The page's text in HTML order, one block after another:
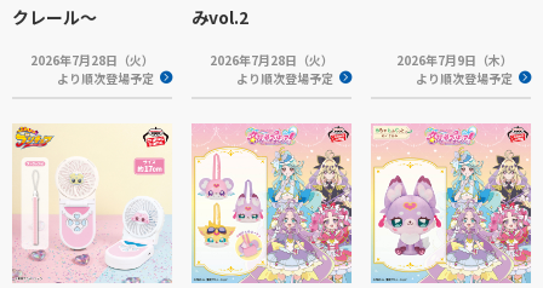
クレール～
2026年7月28日（火）
より順次登場予定
みvol.2
2026年7月28日（火）
より順次登場予定
2026年7月9日（木）
より順次登場予定